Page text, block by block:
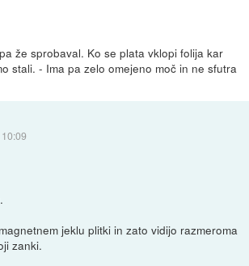
že sprobaval. Ko se plata vklopi folija kar
stali. - Ima pa zelo omejeno moč in ne sfutra
jeklu plitki in zato vidijo razmeroma
zanki.